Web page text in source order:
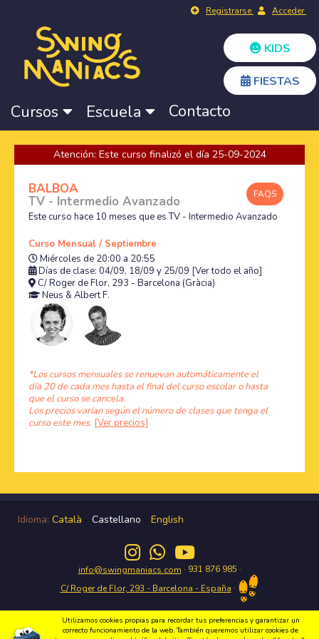
Registrarse Acceder
KIDS
FIESTAS
Cursos Escuela Contacto
Atención: Este curso finalizó el día 25-09-2024
FAQS
BALBOA
TV - Intermedio Avanzado
Este curso hace 10 meses que es TV - Intermedio Avanzado
Curso Mensual / Septiembre
Miércoles de 20:00 a 20:55
Días de clase: 04/09, 18/09 y 25/09 [Ver todo el año]
C/ Roger de Flor, 293 - Barcelona (Gràcia)
Neus & Albert F.
*Los cursos mensuales se renuevan automáticamente el
día 20 de cada mes hasta el final del curso escolar o hasta
que el curso se cancela.
Los precios varían según el número de clases que tenga el
curso este mes. [Ver precios]
Idioma: Català - Castellano - English
info@swingmaniacs.com · 931 876 985 ·
C/ Roger de Flor, 293 - Barcelona - España ·
Utilizamos cookies propias para recordar tus preferencias y garantizar un
correcto funcionamiento de la web. También queremos utilizar cookies de